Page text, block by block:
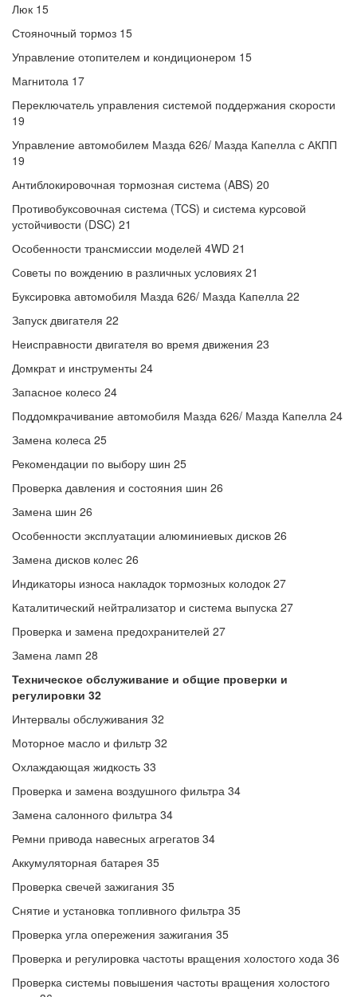
Люк 15
Стояночный тормоз 15
Управление отопителем и кондиционером 15
Магнитола 17
Переключатель управления системой поддержания скорости
19
Управление автомобилем Мазда 626/ Мазда Капелла с АКПП
19
Антиблокировочная тормозная система (ABS) 20
Противобуксовочная система (TCS) и система курсовой
устойчивости (DSC) 21
Особенности трансмиссии моделей 4WD 21
Советы по вождению в различных условиях 21
Буксировка автомобиля Мазда 626/ Мазда Капелла 22
Запуск двигателя 22
Неисправности двигателя во время движения 23
Домкрат и инструменты 24
Запасное колесо 24
Поддомкрачивание автомобиля Мазда 626/ Мазда Капелла 24
Замена колеса 25
Рекомендации по выбору шин 25
Проверка давления и состояния шин 26
Замена шин 26
Особенности эксплуатации алюминиевых дисков 26
Замена дисков колес 26
Индикаторы износа накладок тормозных колодок 27
Каталитический нейтрализатор и система выпуска 27
Проверка и замена предохранителей 27
Замена ламп 28
Техническое обслуживание и общие проверки и
регулировки 32
Интервалы обслуживания 32
Моторное масло и фильтр 32
Охлаждающая жидкость 33
Проверка и замена воздушного фильтра 34
Замена салонного фильтра 34
Ремни привода навесных агрегатов 34
Аккумуляторная батарея 35
Проверка свечей зажигания 35
Снятие и установка топливного фильтра 35
Проверка угла опережения зажигания 35
Проверка и регулировка частоты вращения холостого хода 36
Проверка системы повышения частоты вращения холостого